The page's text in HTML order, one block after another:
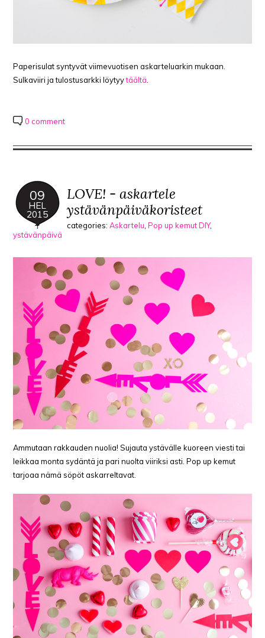
Paperisulat syntyvät viimevuotisen askarteluarkin mukaan.
Sulkaviiri ja tulostusarkki löytyytäältä.
0 comment
09
HEL
2015
LOVE! - askartele
ystävänpäiväkoristeet
categories:Askartelu,Pop up kemut DIY,
ystävänpäivä
Ammutaan rakkauden nuolia! Sujauta ystävälle kuoreen viesti tai
leikkaa monta sydäntä ja pari nuolta viiriksi asti. Pop up kemut
tarjoaa nämä söpöt askarreltavat.